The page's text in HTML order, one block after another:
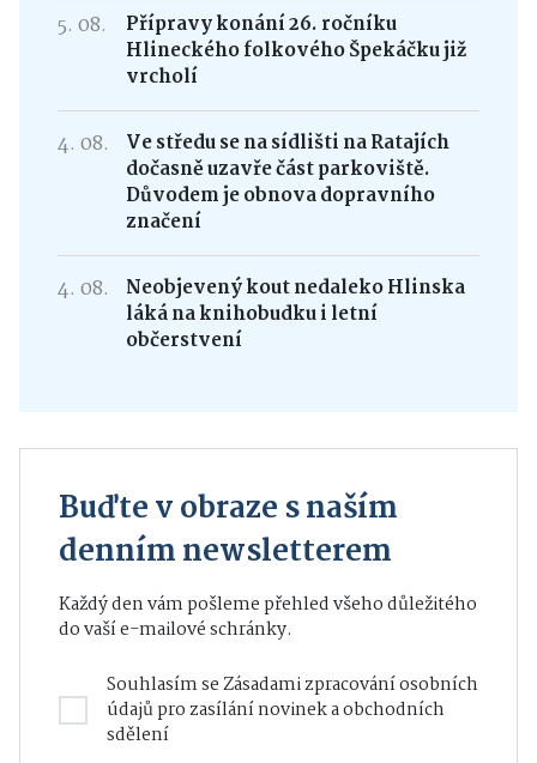
5. 08.
Přípravy konání 26. ročníku
Hlineckého folkového Špekáčku již
vrcholí
4. 08.
Ve středu se na sídlišti na Ratajích
dočasně uzavře část parkoviště.
Důvodem je obnova dopravního
značení
4. 08.
Neobjevený kout nedaleko Hlinska
láká na knihobudku i letní
občerstvení
Buďte v obraze s naším
denním newsletterem
Každý den vám pošleme přehled všeho důležitého
do vaší e-mailové schránky.
Souhlasím seZásadami zpracování osobních
údajůpro zasílání novinek a obchodních
sdělení